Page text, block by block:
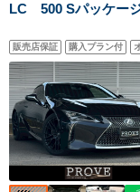
LC 500 Sパッケー
販売店保証 購入プラン付